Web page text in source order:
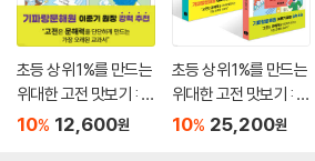
초등 상위 1%를 만드는
위대한 고전 맛보기 : 역
사·사회
10% 12,600원
초등 상위 1%를 만드는
위대한 고전 맛보기 : 세
계 문학 + 과학,철학,종
10% 25,200원